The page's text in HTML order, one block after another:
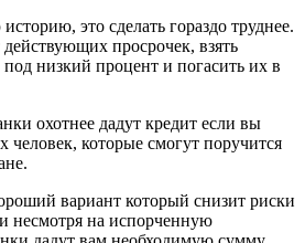
это сделать гораздо труднее.
действующих просрочек, взять
низкий процент и погасить их в
охотнее дадут кредит если вы
человек, которые смогут поручится
вариант который снизит риски
несмотря на испорченную